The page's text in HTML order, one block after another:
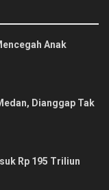
Anak
Dianggap Tak
Rp 195 Triliun